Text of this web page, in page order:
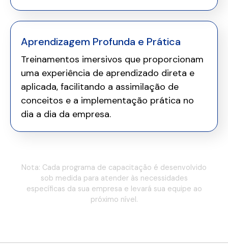
Aprendizagem Profunda e Prática
Treinamentos imersivos que proporcionam
uma experiência de aprendizado direta e
aplicada, facilitando a assimilação de
conceitos e a implementação prática no
dia a dia da empresa.
Nota: Cada programa de capacitação é desenvolvido
sob medida para atender às necessidades
específicas da sua empresa e levará sua equipe ao
próximo nível.